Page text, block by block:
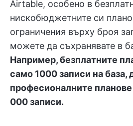
Airtable, особено в
нискобюджетните си
ограничения върху броя
можете да съхранявате в
Например, безплатните
само 1000 записи на база,
професионалните
000 записи.